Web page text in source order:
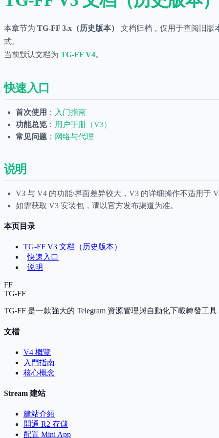
本章节为 TG-FF 3.x（历史版本）
文档归档，仅用于查阅旧版
式。
当前默认文档为 TG-FF V4。
快速入口
首次使用 ： 入门指南
功能总览 ： 用户手册（V3）
常见问题 ： 网络与代理
说明
V3 与 V4 的功能/界面差异较大，V3 的详细操作不适用于
如需获取 V3 安装包，请以官方发布渠道为准。
本页目录
TG-FF V3 文档（历史版本）
快速入口
说明
FF
TG-FF
TG-FF 是一款強大的 Telegram 資源管理與自動化下載轉發工
文檔
V4 概覽
入門指南
核心概念
Stream 建站
建站介紹
開通 R2 存儲
配置 Mini App